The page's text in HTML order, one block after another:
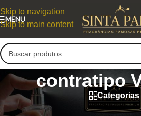
Skip to navigation
Skip to main content
MENU
contratipo
Categorias
contratipo VEZZO